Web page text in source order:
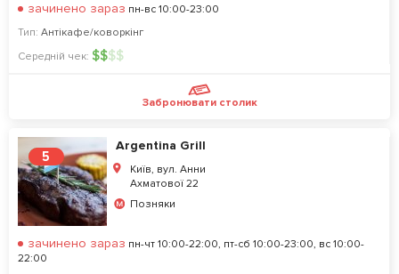
зачинено зараз пн-вс 10:00-23:00
Тип: Антікафе/коворкінг
Середній чек: $$$$
Забронювати столик
5
Argentina Grill
Київ, вул. Анни
Ахматової 22
Позняки
зачинено зараз пн-чт 10:00-22:00, пт-сб 10:00-23:00, вс 10:00-
22:00